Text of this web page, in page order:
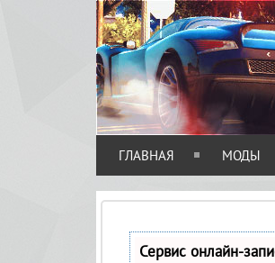
ГЛАВНАЯ МОДЫ
Сервис онлайн-